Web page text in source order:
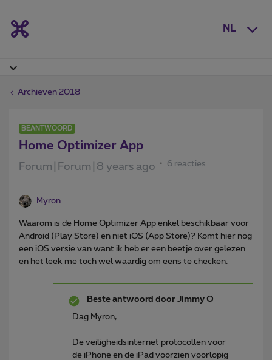
NL
Archieven 2018
BEANTWOORD
Home Optimizer App
Forum|Forum|8 years ago 6 reacties
Myron
Waarom is de Home Optimizer App enkel beschikbaar voor
Android (Play Store) en niet iOS (App Store)? Komt hier nog
een iOS versie van want ik heb er een beetje over gelezen
en het leek me toch wel waardig om eens te checken.
Beste antwoord door Jimmy O
Dag Myron,
De veiligheidsinternet protocollen voor
de iPhone en de iPad voorzien voorlopig